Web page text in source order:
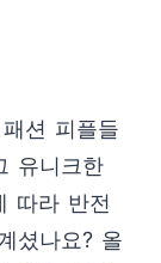
션 피플들
유니크한
따라 반전
셨나요? 올